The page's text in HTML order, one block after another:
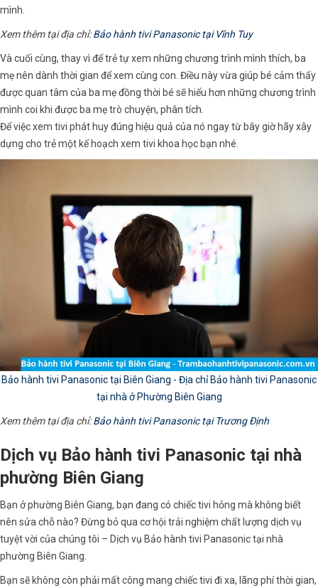
mình.
Xem thêm tại địa chỉ:Bảo hành tivi Panasonic tại Vĩnh Tuy
Và cuối cùng, thay vì để trẻ tự xem những chương trình mình thích, ba
mẹ nên dành thời gian để xem cùng con. Điều này vừa giúp bé cảm thấy
được quan tâm của ba mẹ đồng thời bé sẽ hiểu hơn những chương trình
mình coi khi được ba mẹ trò chuyện, phân tích.
Để việc xem tivi phát huy đúng hiệu quả của nó ngay từ bây giờ hãy xây
dựng cho trẻ một kế hoạch xem tivi khoa học bạn nhé.
Bảo hành tivi Panasonic tại Biên Giang - Địa chỉ Bảo hành tivi Panasonic
tại nhà ở Phường Biên Giang
Xem thêm tại địa chỉ:Bảo hành tivi Panasonic tại Trương Định
Dịch vụ Bảo hành tivi Panasonic tại nhà
phường Biên Giang
Bạn ở phường Biên Giang, bạn đang có chiếc tivi hỏng mà không biết
nên sửa chỗ nào? Đừng bỏ qua cơ hội trải nghiệm chất lượng dịch vụ
tuyệt vời của chúng tôi – Dịch vụ Bảo hành tivi Panasonic tại nhà
phường Biên Giang.
Bạn sẽ không còn phải mất công mang chiếc tivi đi xa, lãng phí thời gian,